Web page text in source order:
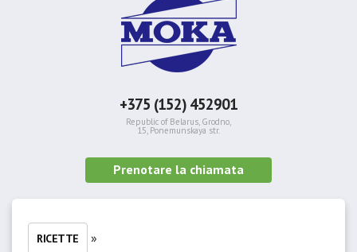
+375 (152) 452901
Republic of Belarus, Grodno,
15, Ponemunskaya str.
Prenotare la chiamata
RICETTE
»